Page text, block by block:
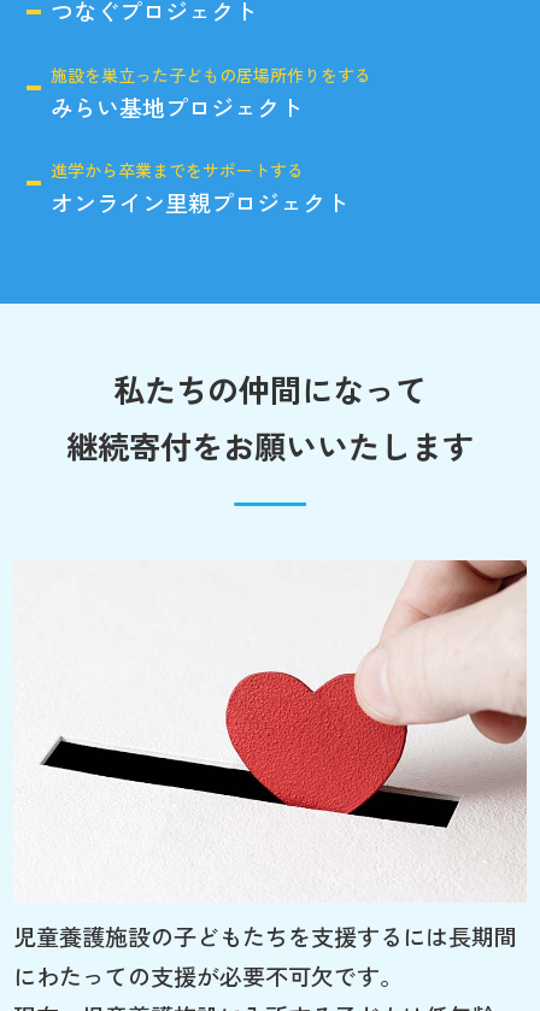
つなぐプロジェクト
施設を巣立った子どもの居場所作りをする
みらい基地プロジェクト
進学から卒業までをサポートする
オンライン里親プロジェクト
私たちの仲間になって
継続寄付をお願いいたします
児童養護施設の子どもたちを支援するには長期間
にわたっての支援が必要不可欠です。